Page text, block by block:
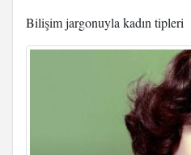
Bilişim jargonuyla kadın tipleri